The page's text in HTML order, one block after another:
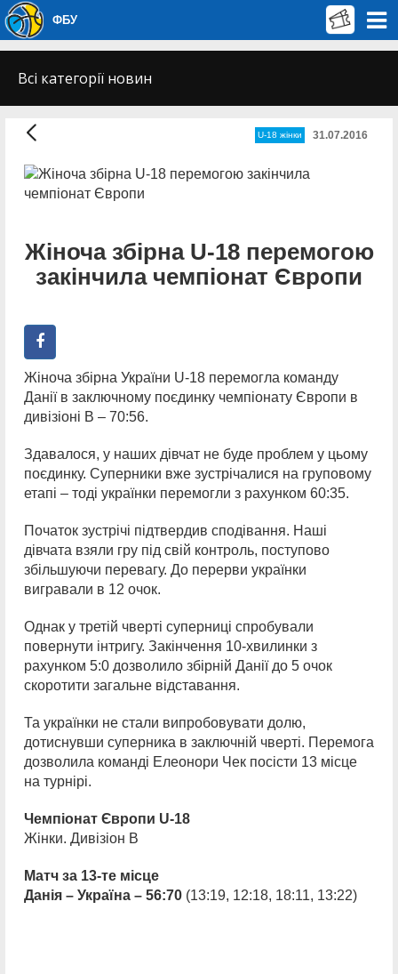
ФБУ
Всі категорії новин
U-18 жінки 31.07.2016
Жіноча збірна U-18 перемогою
закінчила чемпіонат Європи
Жіноча збірна України U-18 перемогла команду
Данії в заключному поєдинку чемпіонату Європи в
дивізіоні B – 70:56.
Здавалося, у наших дівчат не буде проблем у цьому
поєдинку. Суперники вже зустрічалися на груповому
етапі – тоді українки перемогли з рахунком 60:35.
Початок зустрічі підтвердив сподівання. Наші
дівчата взяли гру під свій контроль, поступово
збільшуючи перевагу. До перерви українки
вигравали в 12 очок.
Однак у третій чверті суперниці спробували
повернути інтригу. Закінчення 10-хвилинки з
рахунком 5:0 дозволило збірній Данії до 5 очок
скоротити загальне відставання.
Та українки не стали випробовувати долю,
дотиснувши суперника в заключній чверті. Перемога
дозволила команді Елеонори Чек посісти 13 місце
на турнірі.
Чемпіонат Європи U-18
Жінки. Дивізіон B
Матч за 13-те місце
Данія – Україна – 56:70 (13:19, 12:18, 18:11, 13:22)